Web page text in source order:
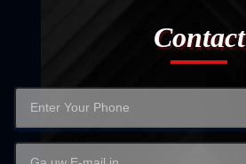
Contact